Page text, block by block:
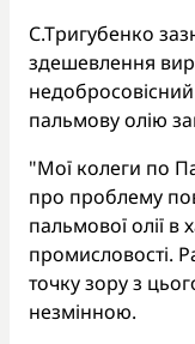
С.Тригубенко
здешевлення
пальмову олію
"Мої колеги по
про проблему
пальмової олії
промисловості.
точку зору з
незмінною.